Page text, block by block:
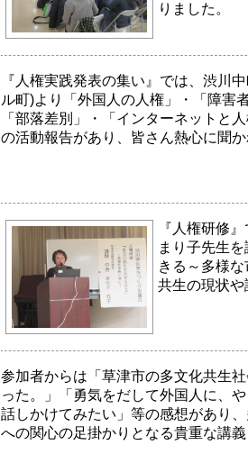
りました。
『人権実践発表の集い』では、渋川
ル町)より「外国人の人権」・「障害
「部落差別」・「インターネットと
の活動報告があり、皆さん熱心に聞か
『人権研修
まり子先生
きる～多様
共生の現状や
参加者からは「草津市の多文化共生
った。」「勇気をだして外国人に、
話しかけてみたい」等の感想があり
への関心の足掛かりとなる貴重な講義